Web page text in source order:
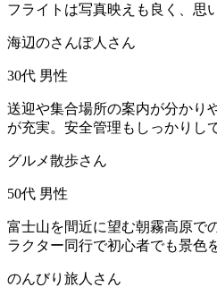
フライトは写真映えも良く、思
海辺のさんぽ人さん
30代 男性
送迎や集合場所の案内が分かり
が充実。安全管理もしっかりし
グルメ散歩さん
50代 男性
富士山を間近に望む朝霧高原で
ラクター同行で初心者でも景色
のんびり旅人さん